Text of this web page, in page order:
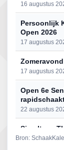
16 augustus
Persoonlijk
Open 2026
17 augustus
17 augustus
Open 6e
22 augustus
Simultaan
22 augustus
Bron: